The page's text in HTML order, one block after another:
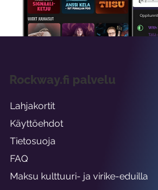
viikon ajaksi.
Rockway.fi palvelu
Lahjakortit
Käyttöehdot
Tietosuoja
FAQ
Maksu kulttuuri- ja virike-eduilla